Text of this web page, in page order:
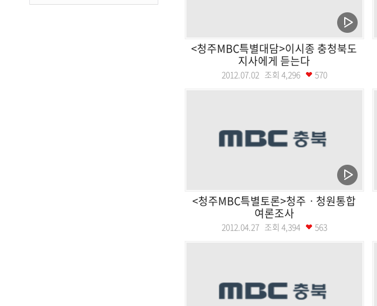
<청주MBC특별대담>이시종 충청북도
지사에게 듣는다
2012.07.02 조회 4,296 570
<청주MBC특별토론>청주ㆍ청원통합
여론조사
2012.04.27 조회 4,394 563